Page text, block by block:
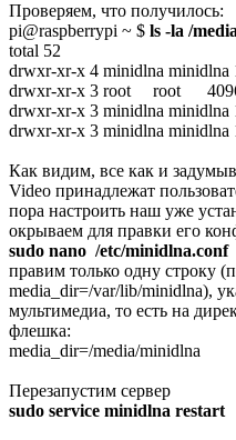
Проверяем, что получилось:
pi@raspberrypi ~ $ ls -la /
total 52
drwxr-xr-x 4 minidlna minidlna
drwxr-xr-x 3 root root 4096
drwxr-xr-x 3 minidlna
drwxr-xr-x 3 minidlna
Как видим, все как и
Video принадлежат
пора настроить наш уже
окрываем для правки его
sudo nano /etc/minidlna.conf
правим только одну строку
media_dir=/var/lib/minidlna),
мультимедиа, то есть на
флешка:
media_dir=/media/minidlna
Перезапустим сервер
sudo service minidlna restart